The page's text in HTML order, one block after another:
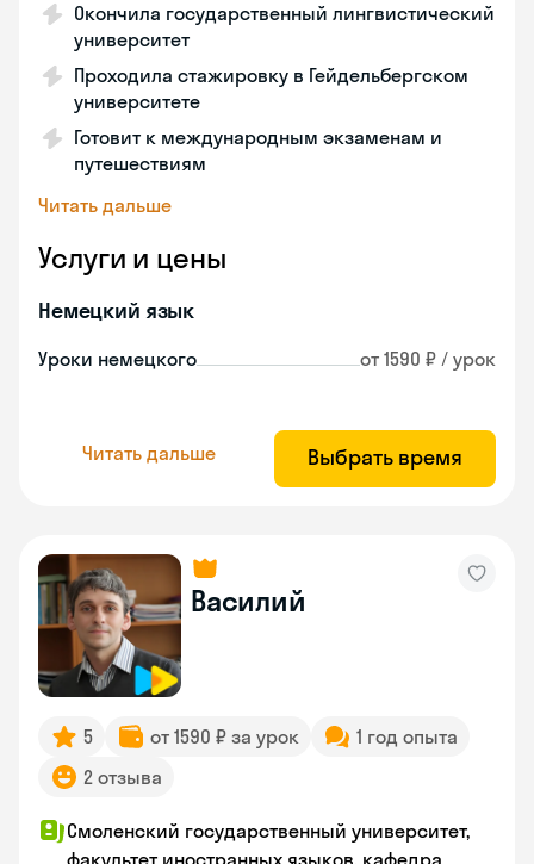
Окончила государственный лингвистический
университет
Проходила стажировку в Гейдельбергском
университете
Готовит к международным экзаменам и
путешествиям
Читать дальше
Услуги и цены
Немецкий язык
Уроки немецкого от 1590 ₽ / урок
Читать дальше Выбрать время
Василий
5 от 1590 ₽ за урок
1 год опыта
2 отзыва
Смоленский государственный университет,
факультет иностранных языков, кафедра